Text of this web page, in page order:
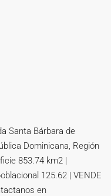
Santa Bárbara de
Dominicana, Región
853.74 km2 |
125.62 | VENDE
en